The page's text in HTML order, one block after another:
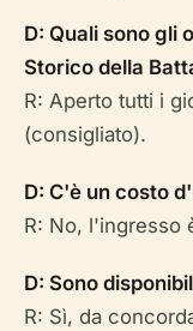
D: Quali sono gli
Storico della
R: Aperto tutti i
(consigliato).
D: C'è un costo
R: No, l'ingresso
D: Sono
R: Sì, da